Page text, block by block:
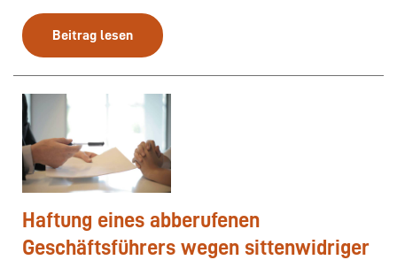
Beitrag lesen
Haftung eines abberufenen
Geschäftsführers wegen sittenwidriger